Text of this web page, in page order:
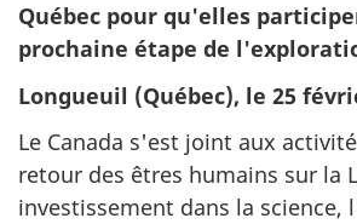
Québec pour qu'elles
prochaine étape de
Longueuil (Québec), le 25
Le Canada s'est joint aux
retour des êtres humains sur la
investissement dans la